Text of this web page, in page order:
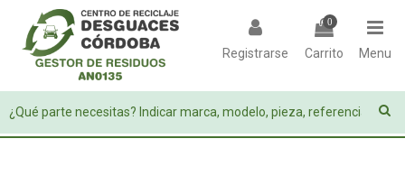
Registrarse
0
Carrito Menu